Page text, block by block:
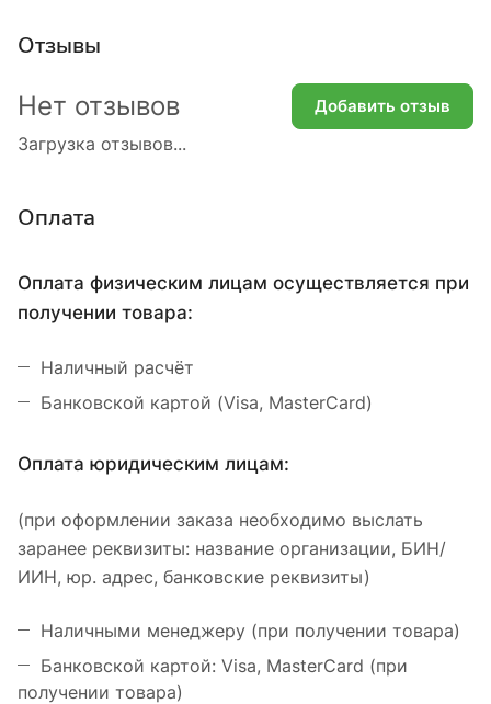
Отзывы
Загрузка отзывов...
Нет отзывов Добавить отзыв
Оплата
Оплата физическим лицам осуществляется при
получении товара:
Наличный расчёт
Банковской картой (Visa, MasterCard)
Оплата юридическим лицам:
(при оформлении заказа необходимо выслать
заранее реквизиты: название организации, БИН/
ИИН, юр. адрес, банковские реквизиты)
Наличными менеджеру (при получении товара)
Банковской картой: Visa, MasterCard (при
получении товара)